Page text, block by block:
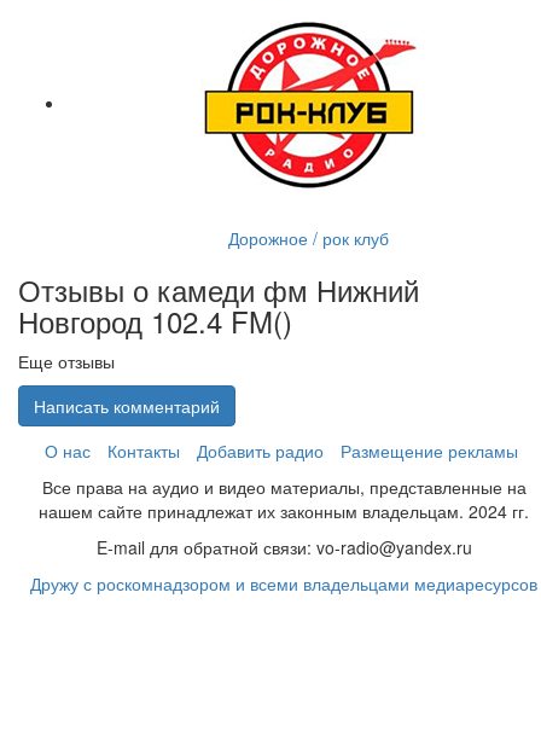
Дорожное / рок клуб
Отзывы о камеди фм Нижний
Новгород 102.4 FM()
Еще отзывы
Написать комментарий
О нас
Контакты Добавить радио
Размещение рекламы
Все права на аудио и видео материалы, представленные на
нашем сайте принадлежат их законным владельцам. 2024 гг.
E-mail для обратной связи: vo-radio@yandex.ru
Дружу с роскомнадзором и всеми владельцами медиаресурсов